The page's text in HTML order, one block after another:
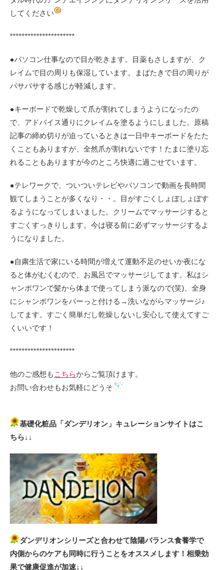
してください
**********************
●パソコン仕事なので目が乾きます。目薬もさしますが、ク
レイムで目の周りも保湿しています。まばたきで目の周りが
パサパサする感じが軽減します。
●キーボードで乾燥して爪が割れてしまうようになったの
で、アドバイス通りにクレイムを塗るようにしました。原稿
記事の締め切りが迫っているときは一日中キーボードをたた
くこともありますが、全然爪が割れないです！たまに塗り忘
れることもありますが今のところ快適に過ごせています。
●テレワークで、ついついテレビやパソコンで動画を長時間
観てしまうことが多くなり・・。目がすごくしょぼしょぼす
るようになってしまいました。クリームでマッサージすると
すごくすっきりします。今は寝る前に必ずマッサージするよ
うになりました。
●自粛生活で家にいる時間が増えて運動不足のせいか夜にな
ると体がむくむので、お風呂でマッサージしてます。私はシ
ャンポワンで髪から体まで使ってしまう派なので(笑)、全身
にシャンポワンをパーっと付ける→洗いながらマッサージ♪
してます。すごく簡単だし乾燥しないし安心して使えてすご
くいいです！
**********************
他のご感想も こちらからご覧頂けます。
お問い合わせもお気軽にどうそ
基礎化粧品「ダンデリオン」キュレーションサイトはこ
ちら↓↓
ダンデリオンシリーズと合わせて陰陽バランス食養学で
内側からのケアも同時に行うことをオススメします！相乗効
果で健康促進が加速↓↓